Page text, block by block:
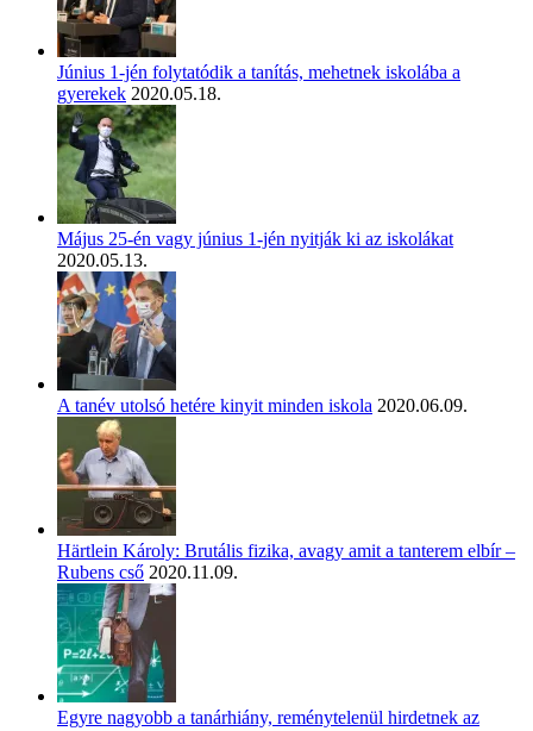
Június 1-jén folytatódik a tanítás, mehetnek iskolába a
gyerekek 2020.05.18.
Május 25-én vagy június 1-jén nyitják ki az iskolákat
2020.05.13.
A tanév utolsó hetére kinyit minden iskola 2020.06.09.
Härtlein Károly: Brutális fizika, avagy amit a tanterem elbír –
Rubens cső 2020.11.09.
Egyre nagyobb a tanárhiány, reménytelenül hirdetnek az